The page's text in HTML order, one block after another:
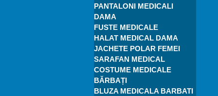
PANTALONI MEDICALI
DAMA
FUSTE MEDICALE
HALAT MEDICAL DAMA
JACHETE POLAR FEMEI
SARAFAN MEDICAL
COSTUME MEDICALE
BĂRBAȚI
BLUZA MEDICALA BARBATI